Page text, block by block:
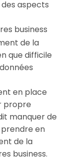
aspects
business
de la
que difficile
en place
propre
manquer de
prendre en
de la
business.